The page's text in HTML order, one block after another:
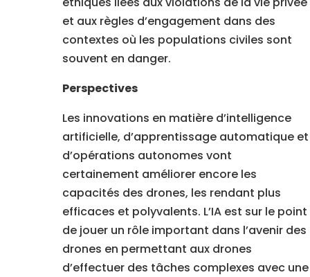
et aux règles d’engagement dans des
contextes où les populations civiles sont
souvent en danger.
Perspectives
Les innovations en matière d’intelligence
artificielle, d’apprentissage automatique et
d’opérations autonomes vont
certainement améliorer encore les
capacités des drones, les rendant plus
efficaces et polyvalents. L’IA est sur le point
de jouer un rôle important dans l’avenir des
drones en permettant aux drones
d’effectuer des tâches complexes avec une